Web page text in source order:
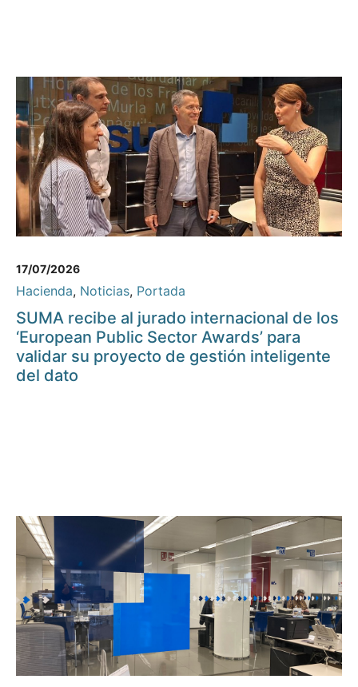
17/07/2026
Hacienda, Noticias, Portada
SUMA recibe al jurado internacional de los
‘European Public Sector Awards’ para
validar su proyecto de gestión inteligente
del dato